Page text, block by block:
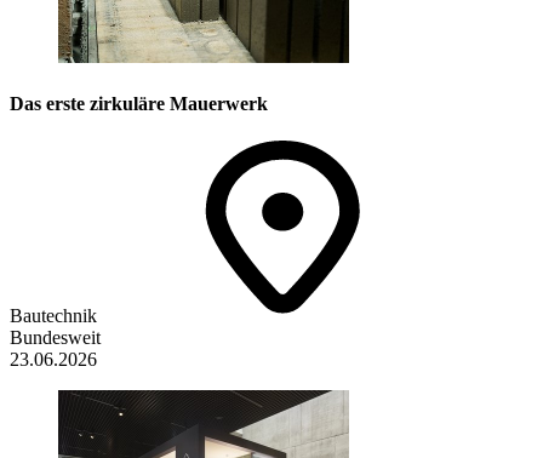
Das erste zirkuläre Mauerwerk
Bautechnik
Bundesweit
23.06.2026